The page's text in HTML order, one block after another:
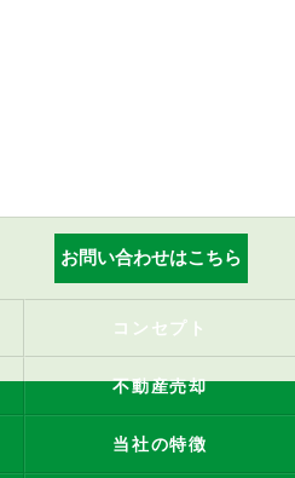
お問い合わせはこちら
コンセプト
不動産売却
当社の特徴